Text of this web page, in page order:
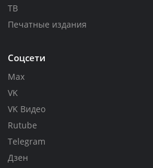
ТВ
Печатные издания
Соцсети
Max
VK
VK Видео
Rutube
Telegram
Дзен